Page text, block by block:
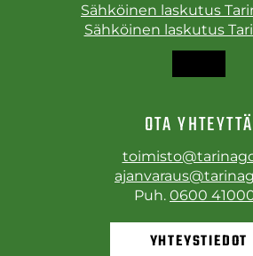
Sähköinen laskutus
Sähköinen laskutus
OTA YHTEYTTÄ
Puh. 0600
YHTEYSTIEDOT